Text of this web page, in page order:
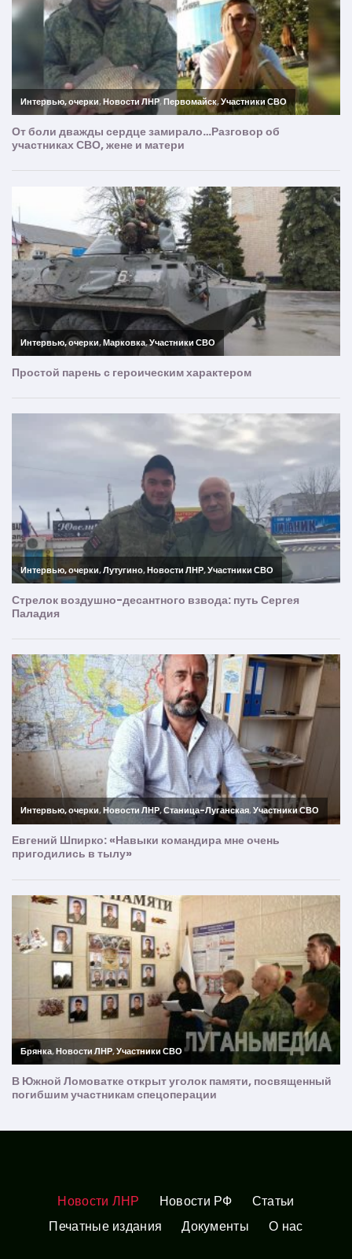
Новости ЛНР Новости РФ
Статьи
Печатные издания
Документы О нас